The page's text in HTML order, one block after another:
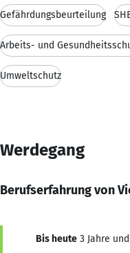
Gefährdungsbeurteilung
Arbeits- und
Umweltschutz
Werdegang
Berufserfahrung von
Bis heute 3 Jahre